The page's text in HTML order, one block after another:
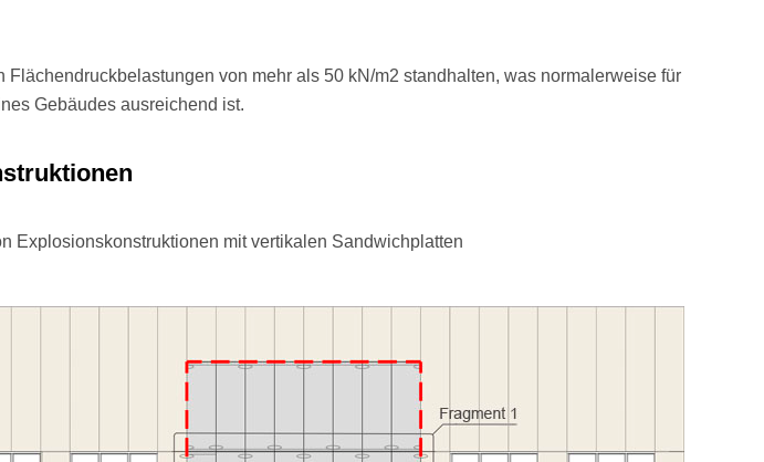
von mehr als 50 kN/m2 standhalten, was normalerweise für
Gebäudes ausreichend ist.
Explosionskonstruktionen mit vertikalen Sandwichplatten